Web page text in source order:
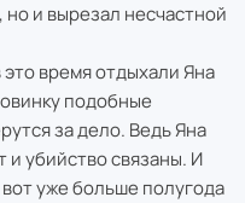
и вырезал несчастной
время отдыхали Яна
подобные
за дело. Ведь Яна
и убийство связаны. И
уже больше полугода